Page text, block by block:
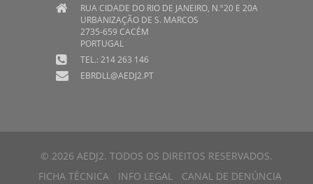
RUA CIDADE DO RIO DE JANEIRO, N.º20 E 20A
URBANIZAÇÃO DE S. MARCOS
2735-659 CACÉM
PORTUGAL
TEL.: 214 263 146
EBRDLL@AEDJ2.PT
© 2026 AEDJ2. TODOS OS DIREITOS RESERVADOS.
FICHA TÉCNICA
INFO LEGAL
CANAL DE DENÚNCIA